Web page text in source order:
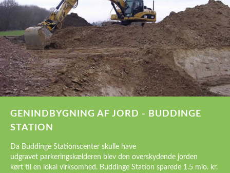
GENINDBYGNING AF JORD - BUDDINGE
STATION
Da Buddinge Stationscenter skulle have
udgravet parkeringskælderen blev den overskydende jorden
kørt til en lokal virksomhed. Buddinge Station sparede 1.5 mio. kr.